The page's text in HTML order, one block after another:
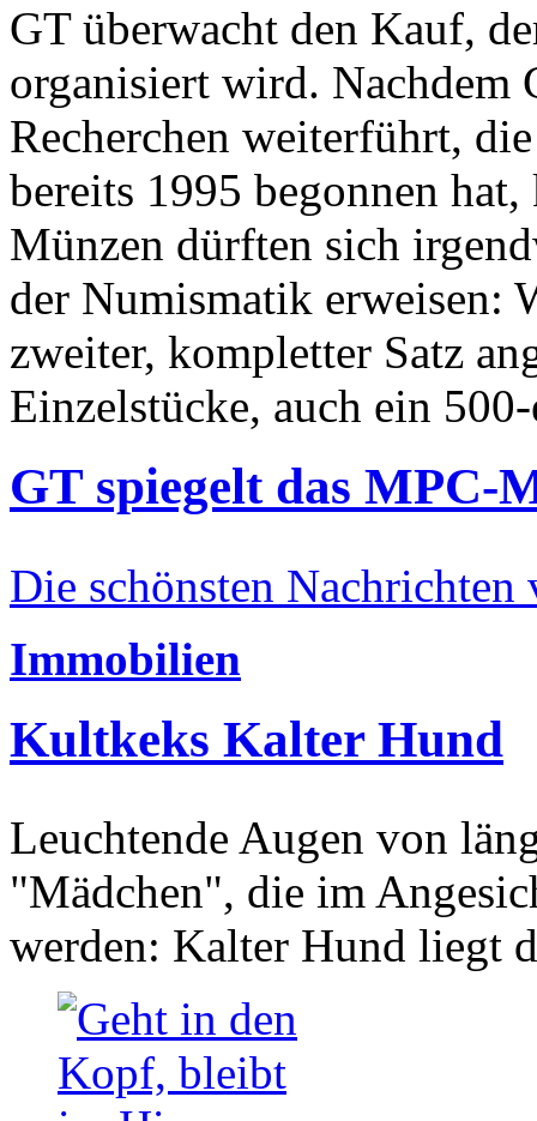
GT überwacht den Kauf,
organisiert wird. Nachdem
Recherchen weiterführt,
bereits 1995 begonnen
Münzen dürften sich
der Numismatik erweisen:
zweiter, kompletter Satz
Einzelstücke, auch ein
GT spiegelt das MPC-
Die schönsten Nachrichten
Immobilien
Kultkeks Kalter Hund
Leuchtende Augen von
"Mädchen", die im
werden: Kalter Hund liegt